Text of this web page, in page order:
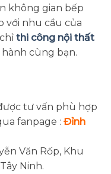
không gian bếp
với nhu cầu của
thi công nội thất
cùng bạn.
tư vấn phù hợp
fanpage : Đỉnh
Văn Rốp, Khu
Ninh.